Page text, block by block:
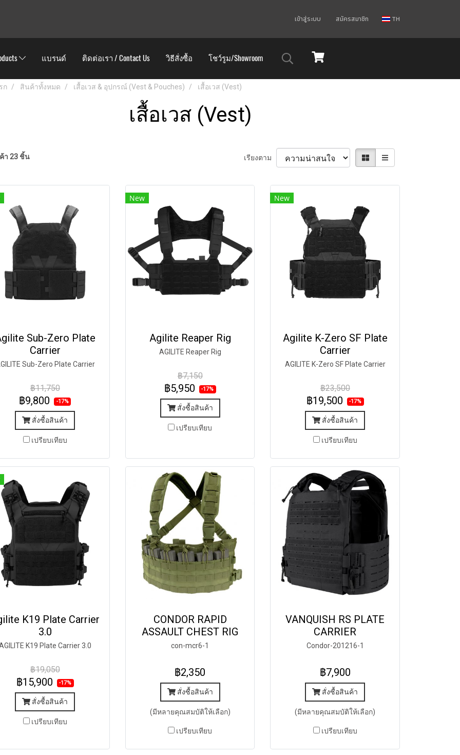
เข้าสู่ระบบ สมัครสมาชิก TH
แบรนด์ ติดต่อเรา / Contact Us วิธีสั่งซื้อ โชว์รูม/Showroom
ก สินค้าทั้งหมด เสื้อเวส & อุปกรณ์ (Vest & Pouches) เสื้อเวส (Vest)
เสื้อเวส (Vest)
า 23 ชิ้น เรียงตาม
Sub-Zero Plate
Carrier
Sub-Zero Plate Carrier
฿11,750
฿9,800 -17%
สั่งซื้อสินค้า
เปรียบเทียบ
New
Agilite Reaper Rig
AGILITE Reaper Rig
฿7,150
฿5,950 -17%
สั่งซื้อสินค้า
เปรียบเทียบ
New
Agilite K-Zero SF Plate
Carrier
AGILITE K-Zero SF Plate Carrier
฿23,500
฿19,500 -17%
สั่งซื้อสินค้า
เปรียบเทียบ
K19 Plate Carrier
3.0
K19 Plate Carrier 3.0
฿19,050
฿15,900 -17%
สั่งซื้อสินค้า
เปรียบเทียบ
CONDOR RAPID
ASSAULT CHEST RIG
con-mcr6-1
฿2,350
สั่งซื้อสินค้า
(มีหลายคุณสมบัติให้เลือก)
เปรียบเทียบ
VANQUISH RS PLATE
CARRIER
Condor-201216-1
฿7,900
สั่งซื้อสินค้า
(มีหลายคุณสมบัติให้เลือก)
เปรียบเทียบ